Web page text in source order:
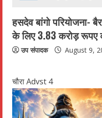
हसदेव बांगो परियोजना-
के लिए 3.83 करोड़ रूपए
उप संपादक August 9,
चौरा Advst 4